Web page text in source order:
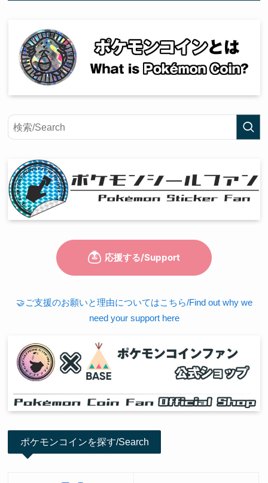
🤝ご支援のお願いと理由についてはこちら/Find out why we
need your support here
ポケモンコインを探す/Search